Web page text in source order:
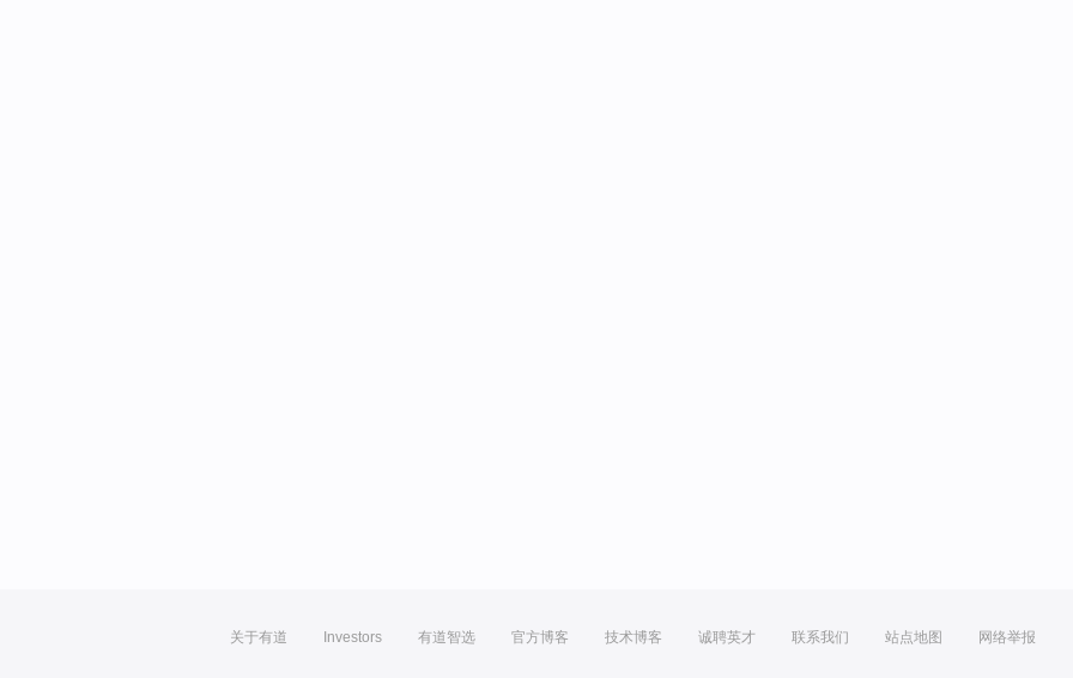
关于有道 Investors 有道智选 官方博客 技术博客 诚聘英才 联系我们 站点地图 网络举报